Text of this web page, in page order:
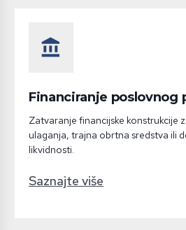
account_balance
Financiranje poslovnog
Zatvaranje financijske konstrukcije
ulaganja, trajna obrtna sredstva ili
likvidnosti.
Saznajte više